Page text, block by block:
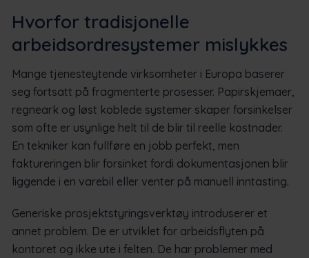
Hvorfor tradisjonelle
arbeidsordresystemer mislykkes
Mange tjenesteytende virksomheter i Europa baserer
seg fortsatt på fragmenterte prosesser. Papirskjemaer,
regneark og løst koblede systemer skaper forsinkelser
som ofte er usynlige helt til de blir til reelle kostnader.
En tekniker kan fullføre en jobb perfekt, men
faktureringen blir forsinket fordi dokumentasjonen blir
liggende i en varebil eller venter på manuell inntasting.
Generiske prosjektstyringsverktøy introduserer et
annet problem. De er utviklet for arbeidsflyten på
kontoret og ikke ute i felten. De har problemer med